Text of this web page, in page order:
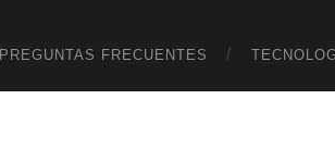
PREGUNTAS FRECUENTES